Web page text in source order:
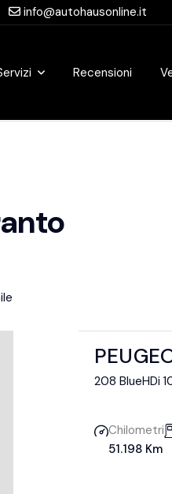
info@autohausonline.it
Recensioni
208 BlueHDi
Chilometri
51.198 Km